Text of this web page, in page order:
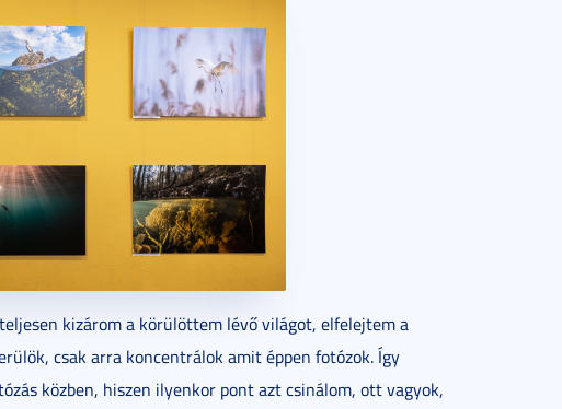
kizárom a körülöttem lévő világot, elfelejtem a
csak arra koncentrálok amit éppen fotózok. Így
közben, hiszen ilyenkor pont azt csinálom, ott vagyok,